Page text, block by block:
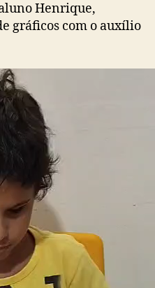
Henrique,
gráficos com o auxílio